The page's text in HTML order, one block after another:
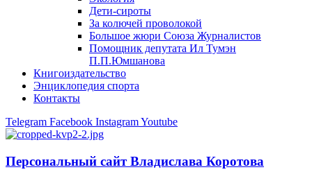
Дети-сироты
За колючей проволокой
Большое жюри Союза Журналистов
Помощник депутата Ил Тумэн
П.П.Юмшанова
Книгоиздательство
Энциклопедия спорта
Контакты
Telegram Facebook InstagramYoutube
Персональный сайт Владислава Коротова